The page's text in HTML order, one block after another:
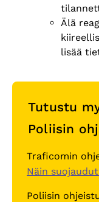
Älä
lisää
Tutustu
Poliisin
Traficomin
Näin
Poliisin